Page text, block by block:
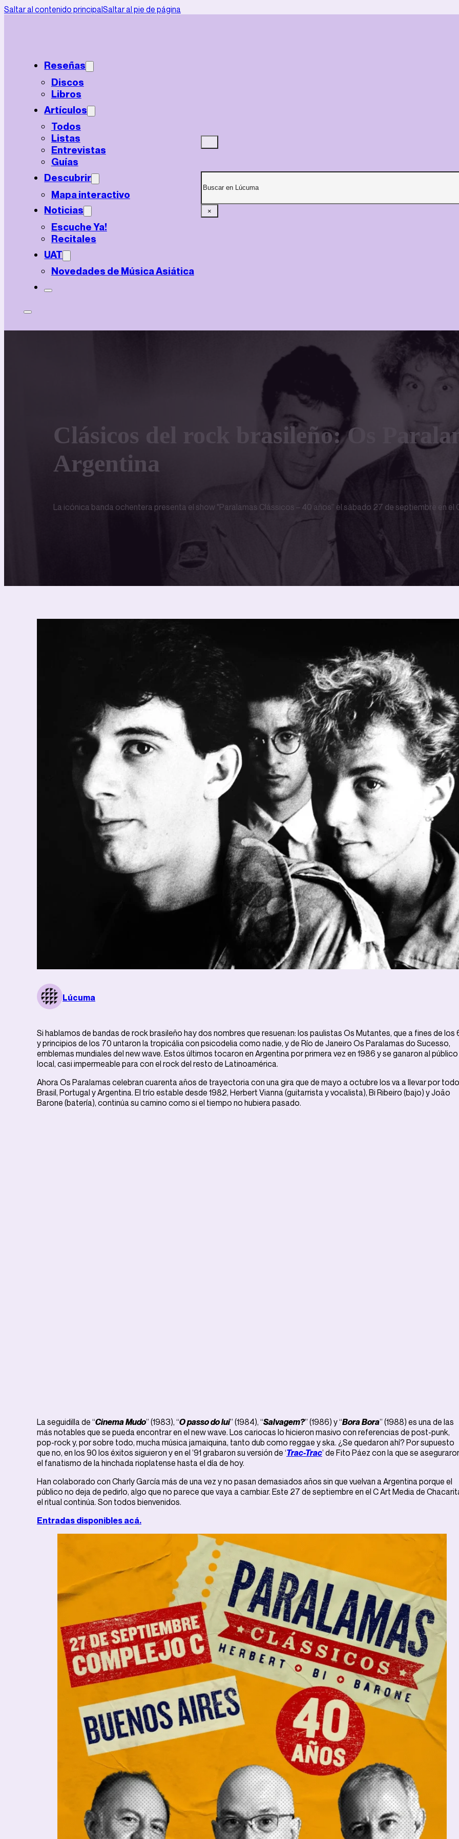
Saltar al contenido principalSaltar al pie de página
Reseñas
Discos
Libros
Artículos
Todos
Listas
Entrevistas
Guías
Descubrir
Mapa interactivo
Noticias
Escuche Ya!
Recitales
UAT
Novedades de Música Asiática
Buscar
×
Clásicos del rock brasileño: Os
Argentina
La icónica banda ochentera presenta el show "Paralamas Clássicos – 40 años” el sábado 27 de septiembre en el
Lúcuma
Si hablamos de bandas de rock brasileño hay dos nombres que resuenan: los paulistas Os Mutantes, que a fines de los
y principios de los 70 untaron la tropicália con psicodelia como nadie, y de Río de Janeiro Os Paralamas do Sucesso,
emblemas mundiales del new wave. Estos últimos tocaron en Argentina por primera vez en 1986 y se ganaron al público
local, casi impermeable para con el rock del resto de Latinoamérica.
Ahora Os Paralamas celebran cuarenta años de trayectoria con una gira que de mayo a octubre los va a llevar por todo
Brasil, Portugal y Argentina. El trío estable desde 1982, Herbert Vianna (guitarrista y vocalista), Bi Ribeiro (bajo) y João
Barone (batería), continúa su camino como si el tiempo no hubiera pasado.
La seguidilla de “Cinema Mudo” (1983), “O passo do lui” (1984), “Salvagem?” (1986) y “Bora Bora” (1988) es una de las
más notables que se pueda encontrar en el new wave. Los cariocas lo hicieron masivo con referencias de post-punk,
pop-rock y, por sobre todo, mucha música jamaiquina, tanto dub como reggae y ska. ¿Se quedaron ahí? Por supuesto
que no, en los 90 los éxitos siguieron y en el ’91 grabaron su versión de ‘Trac-Trac’ de Fito Páez con la que se
el fanatismo de la hinchada rioplatense hasta el día de hoy.
Han colaborado con Charly García más de una vez y no pasan demasiados años sin que vuelvan a Argentina porque el
público no deja de pedirlo, algo que no parece que vaya a cambiar. Este 27 de septiembre en el C Art Media de
el ritual continúa. Son todos bienvenidos.
Entradas disponibles acá.